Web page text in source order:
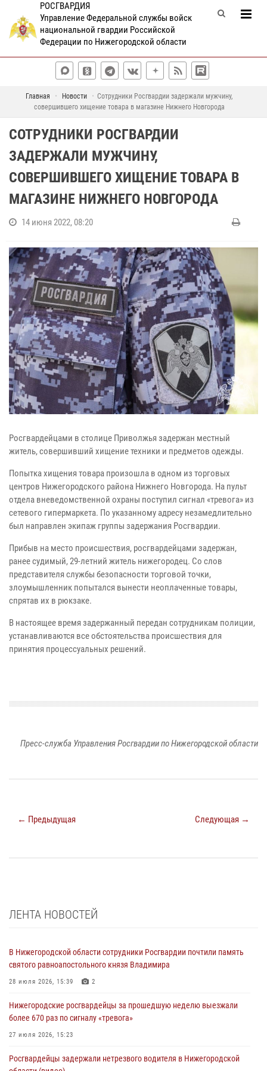
РОСГВАРДИЯ
Управление Федеральной службы войск
национальной гвардии Российской
Федерации по Нижегородской области
Главная Новости
Сотрудники Росгвардии задержали мужчину,
совершившего хищение товара в магазине Нижнего Новгорода
СОТРУДНИКИ РОСГВАРДИИ
ЗАДЕРЖАЛИ МУЖЧИНУ,
СОВЕРШИВШЕГО ХИЩЕНИЕ ТОВАРА В
МАГАЗИНЕ НИЖНЕГО НОВГОРОДА
14 июня 2022, 08:20
Росгвардейцами в столице Приволжья задержан местный
житель, совершивший хищение техники и предметов одежды.
Попытка хищения товара произошла в одном из торговых
центров Нижегородского района Нижнего Новгорода. На пульт
отдела вневедомственной охраны поступил сигнал «тревога» из
сетевого гипермаркета. По указанному адресу незамедлительно
был направлен экипаж группы задержания Росгвардии.
Прибыв на место происшествия, росгвардейцами задержан,
ранее судимый, 29-летний житель нижегородец. Со слов
представителя службы безопасности торговой точки,
злоумышленник попытался вынести неоплаченные товары,
спрятав их в рюкзаке.
В настоящее время задержанный передан сотрудникам полиции,
устанавливаются все обстоятельства происшествия для
принятия процессуальных решений.
Пресс-служба Управления Росгвардии по Нижегородской области
← Предыдущая Следующая →
ЛЕНТА НОВОСТЕЙ
В Нижегородской области сотрудники Росгвардии почтили память
святого равноапостольного князя Владимира
28 июля 2026, 15:39 2
Нижегородские росгвардейцы за прошедшую неделю выезжали
более 670 раз по сигналу «тревога»
27 июля 2026, 15:23
Росгвардейцы задержали нетрезвого водителя в Нижегородской